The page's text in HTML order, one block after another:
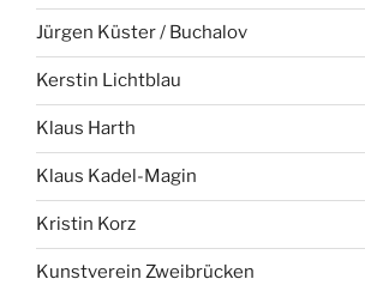
Jürgen Küster / Buchalov
Kerstin Lichtblau
Klaus Harth
Klaus Kadel-Magin
Kristin Korz
Kunstverein Zweibrücken